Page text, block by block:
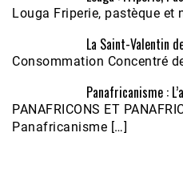
Écoutez le parcours de
Nobana (Podologue)
Feb 24, 2021 • 28mn
Louga Friperie, pastèque et
La Saint-Valentin
Consommation Concentré
Panafricanisme :
PANAFRICONS ET
Panafricanisme […]